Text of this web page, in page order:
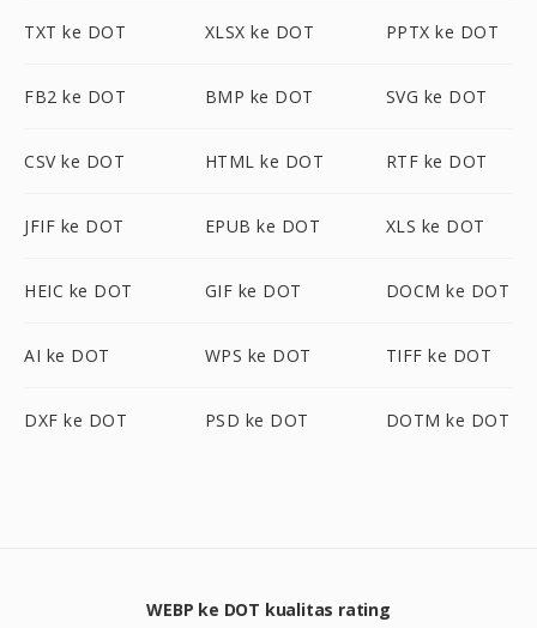
TXT ke DOT XLSX ke DOT PPTX ke DOT
FB2 ke DOT BMP ke DOT SVG ke DOT
CSV ke DOT HTML ke DOT RTF ke DOT
JFIF ke DOT EPUB ke DOT XLS ke DOT
HEIC ke DOT GIF ke DOT DOCM ke DOT
AI ke DOT WPS ke DOT TIFF ke DOT
DXF ke DOT PSD ke DOT DOTM ke DOT
WEBP ke DOT kualitas rating